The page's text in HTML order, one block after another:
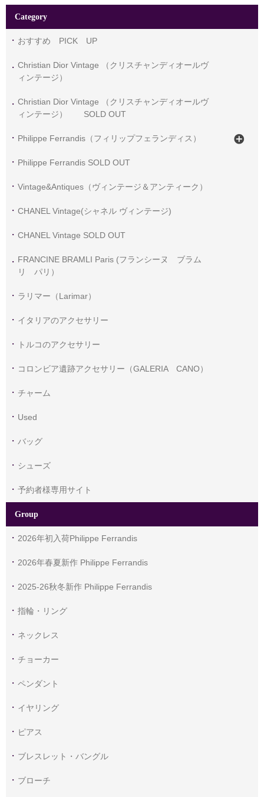
Category
おすすめ PICK UP
Christian Dior Vintage （クリスチャンディオールヴ
ィンテージ）
Christian Dior Vintage （クリスチャンディオールヴ
ィンテージ） SOLD OUT
Philippe Ferrandis（フィリップフェランディス）
Philippe Ferrandis SOLD OUT
Vintage&Antiques（ヴィンテージ＆アンティーク）
CHANEL Vintage(シャネル ヴィンテージ)
CHANEL Vintage SOLD OUT
FRANCINE BRAMLI Paris (フランシーヌ ブラム
リ パリ）
ラリマー（Larimar）
イタリアのアクセサリー
トルコのアクセサリー
コロンビア遺跡アクセサリー（GALERIA CANO）
チャーム
Used
バッグ
シューズ
予約者様専用サイト
Group
2026年初入荷Philippe Ferrandis
2026年春夏新作 Philippe Ferrandis
2025-26秋冬新作 Philippe Ferrandis
指輪・リング
ネックレス
チョーカー
ペンダント
イヤリング
ピアス
ブレスレット・バングル
ブローチ